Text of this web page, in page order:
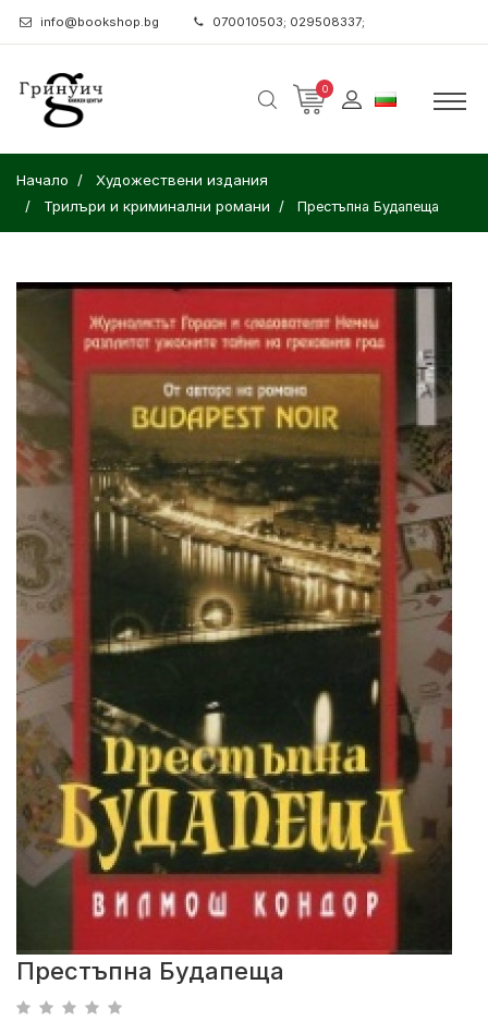
info@bookshop.bg 070010503; 029508337;
0
Начало
Художествени издания
Трилъри и криминални романи
Престъпна Будапеща
Престъпна Будапеща